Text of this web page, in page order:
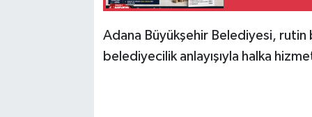
Adana Büyükşehir Belediyesi, rutin
belediyecilik anlayışıyla halka